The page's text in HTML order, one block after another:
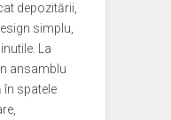
depozitării,
simplu,
La
ansamblu
spatele